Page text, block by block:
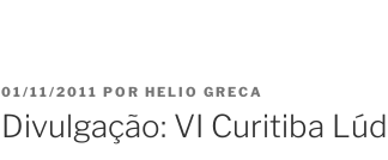
PUBLICADO
EM
01/11/2011 POR HELIO GRECA
Divulgação: VI Curitiba